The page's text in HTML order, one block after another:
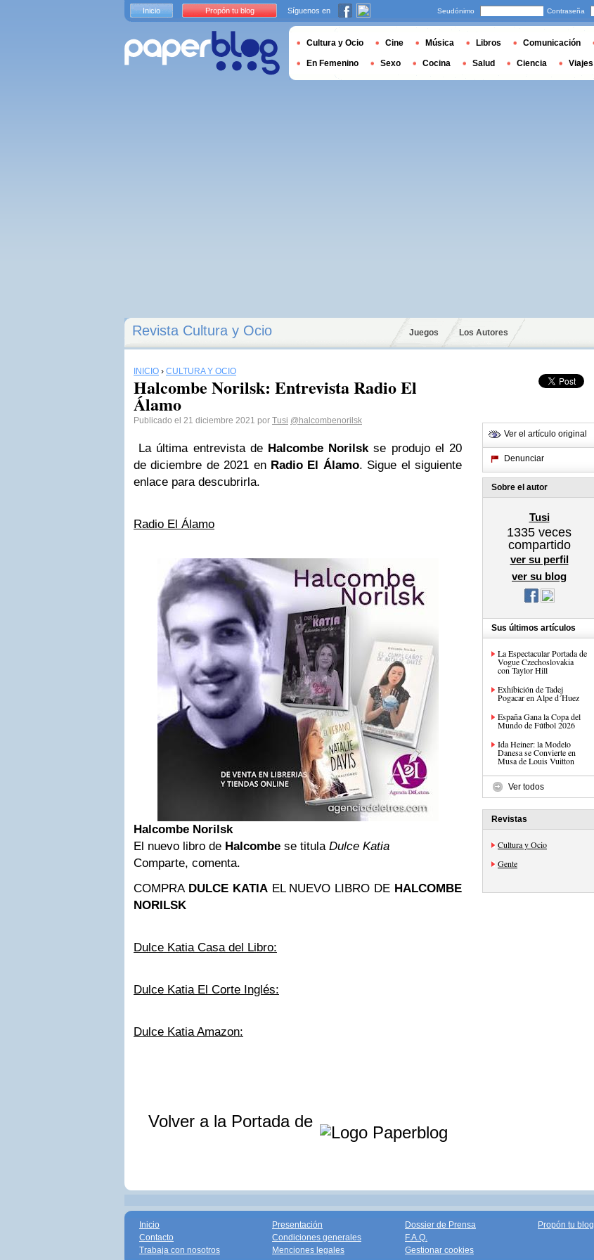
Revista Cultura y Ocio Juegos Los Autores
INICIO › CULTURA Y OCIO
Halcombe Norilsk: Entrevista Radio El
Álamo
Publicado el 21 diciembre 2021 por Tusi @halcombenorilsk
La última entrevista de Halcombe Norilskse produjo el 20
de diciembre de 2021 en Radio El Álamo. Sigue el siguiente
enlace para descubrirla.
Radio El Álamo
Halcombe Norilsk
El nuevo libro de Halcombe se titula Dulce Katia
Comparte, comenta.
COMPRA DULCE KATIAEL NUEVO LIBRO DE HALCOMBE
NORILSK
Dulce Katia Casa del Libro:
Dulce Katia El Corte Inglés:
Dulce Katia Amazon:
Volver a la Portada de
Ver el artículo original
Denunciar
Sobre el autor
Tusi
1335 veces
compartido
ver su perfil
ver su blog
Sus últimos artículos
La Espectacular Portada de
Vogue Czechoslovakia
con Taylor Hill
Exhibición de Tadej
Pogacar en Alpe d´Huez
España Gana la Copa del
Mundo de Fútbol 2026
Ida Heiner: la Modelo
Danesa se Convierte en
Musa de Louis Vuitton
Ver todos
Revistas
Cultura y Ocio
Gente
Inicio Propón tu blog Síguenos en Seudónimo Contraseña
Cultura y Ocio Cine Música Libros Comunicación
En Femenino Sexo Cocina Salud Ciencia Viajes
Inicio
Contacto
Trabaja con nosotros
Presentación
Condiciones generales
Menciones legales
Dossier de Prensa
F.A.Q.
Gestionar cookies
Propón tu blog